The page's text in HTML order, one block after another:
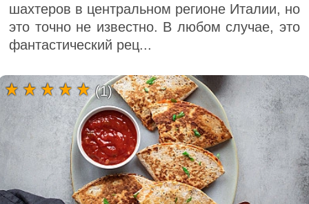
шахтеров в центральном регионе Италии, но
это точно не известно. В любом случае, это
фантастический рец...
(1)